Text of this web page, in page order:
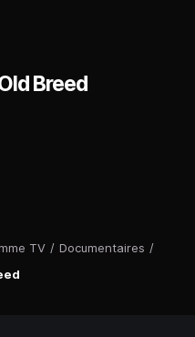
TV / Documentaires /
Breed